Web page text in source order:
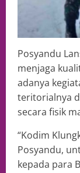
Posyandu
menjaga
adanya
teritorialnya
secara fisik
“Kodim
Posyandu,
kepada para